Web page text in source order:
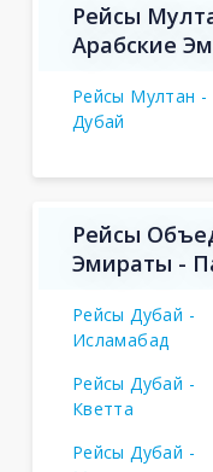
Рейсы
Арабские
Рейсы Мултан -
Дубай
Рейсы
Эмираты -
Рейсы Дубай -
Исламабад
Рейсы Дубай -
Кветта
Рейсы Дубай -